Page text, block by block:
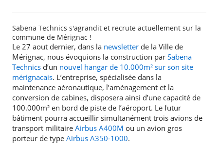
RECHERCHER ...
Sabena Technics s'agrandit et recrute actuellement sur la
commune de Mérignac !
Le 27 aout dernier, dans la newsletterde la Ville de
Mérignac, nous évoquions la construction parSabena
Technicsd’un nouvel hangar de 10.000m² sur son site
mérignacais. L’entreprise, spécialisée dans la
maintenance aéronautique, l’aménagement et la
conversion de cabines, disposera ainsi d’une capacité de
100.000m² en bord de piste de l’aéroport. Le futur
bâtiment pourra accueillir simultanément trois avions de
transport militaireAirbus A400M ou un avion gros
porteur de typeAirbus A350-1000.